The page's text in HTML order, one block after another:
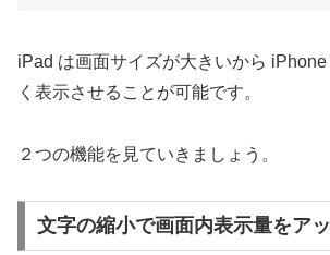
iPad は画面サイズが大きいから
く表示させることが可能です。
２つの機能を見ていきましょう。
文字の縮小で画面内表示量をア